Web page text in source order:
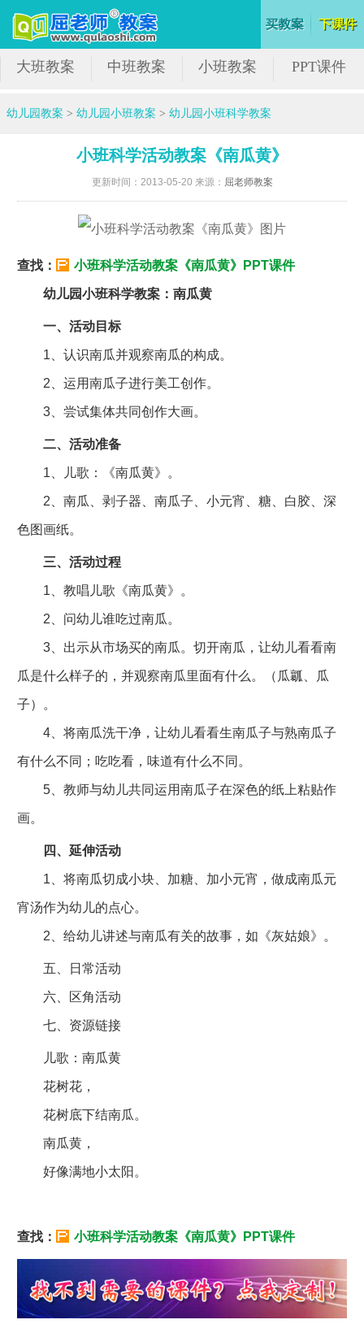
大班教案 中班教案 小班教案 PPT课件
幼儿园教案 >幼儿园小班教案 >幼儿园小班科学教案
小班科学活动教案《南瓜黄》
更新时间：2013-05-20 来源： 屈老师教案
查找： 小班科学活动教案《南瓜黄》PPT课件
幼儿园小班科学教案：南瓜黄
一、活动目标
1、认识南瓜并观察南瓜的构成。
2、运用南瓜子进行美工创作。
3、尝试集体共同创作大画。
二、活动准备
1、儿歌：《南瓜黄》。
2、南瓜、剥子器、南瓜子、小元宵、糖、白胶、深
色图画纸。
三、活动过程
1、教唱儿歌《南瓜黄》。
2、问幼儿谁吃过南瓜。
3、出示从市场买的南瓜。切开南瓜，让幼儿看看南
瓜是什么样子的，并观察南瓜里面有什么。（瓜瓤、瓜
子）。
4、将南瓜洗干净，让幼儿看看生南瓜子与熟南瓜子
有什么不同；吃吃看，味道有什么不同。
5、教师与幼儿共同运用南瓜子在深色的纸上粘贴作
画。
四、延伸活动
1、将南瓜切成小块、加糖、加小元宵，做成南瓜元
宵汤作为幼儿的点心。
2、给幼儿讲述与南瓜有关的故事，如《灰姑娘》。
五、日常活动
六、区角活动
七、资源链接
儿歌：南瓜黄
花树花，
花树底下结南瓜。
南瓜黄，
好像满地小太阳。
查找： 小班科学活动教案《南瓜黄》PPT课件